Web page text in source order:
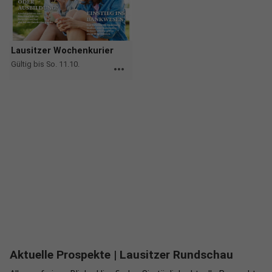
Lausitzer Wochenkurier
Gültig bis So. 11.10. more_horiz
Aktuelle Prospekte | Lausitzer Rundschau